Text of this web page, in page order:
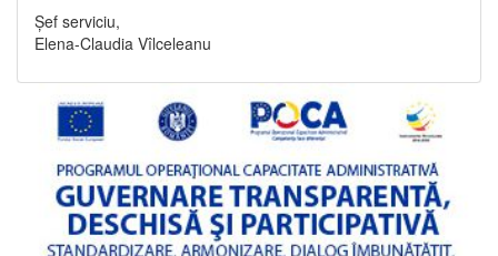
Șef serviciu,
Elena-Claudia Vîlceleanu